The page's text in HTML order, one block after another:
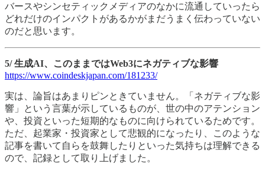
バースやシンセティックメディアのなかに流通していったら
どれだけのインパクトがあるかがまだうまく伝わっていない
のだと思います。
5/ 生成AI、このままではWeb3にネガティブな影響
https://www.coindeskjapan.com/181233/
実は、論旨はあまりピンときていません。「ネガティブな影
響」という言葉が示しているものが、世の中のアテンション
や、投資といった短期的なものに向けられているためです。
ただ、起業家・投資家として悲観的になったり、このような
記事を書いて自らを鼓舞したりといった気持ちは理解できる
ので、記録として取り上げました。